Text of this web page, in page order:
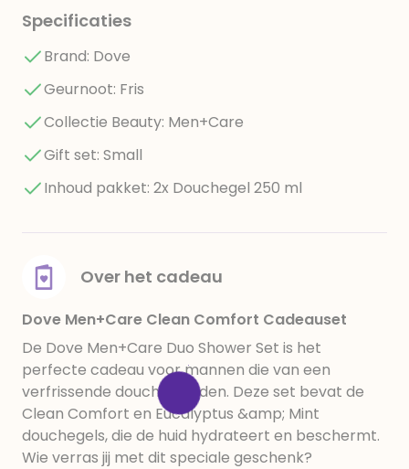
Specificaties
Brand: Dove
Geurnoot: Fris
Collectie Beauty: Men+Care
Gift set: Small
Inhoud pakket: 2x Douchegel 250 ml
Over het cadeau
Dove Men+Care Clean Comfort Cadeauset
De Dove Men+Care Duo Shower Set is het
perfecte cadeau voor mannen die van een
verfrissende douche houden. Deze set bevat de
Clean Comfort en Eucalyptus &amp; Mint
douchegels, die de huid hydrateert en beschermt.
Wie verras jij met dit speciale geschenk?